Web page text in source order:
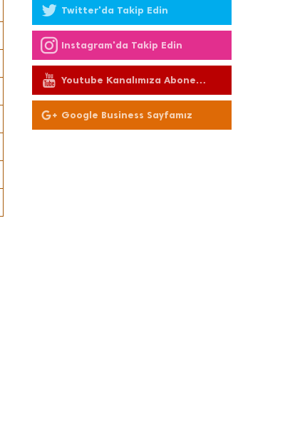
Twitter'da Takip Edin
Instagram'da Takip Edin
Youtube Kanalımıza Abone
Olun
Google Business Sayfamız